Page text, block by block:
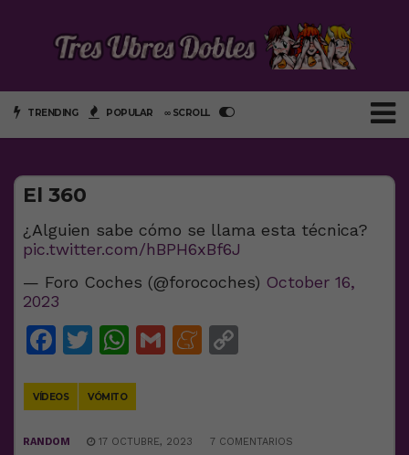
TRENDING POPULAR ∞ SCROLL
El 360
¿Alguien sabe cómo se llama esta técnica?
pic.twitter.com/hBPH6xBf6J
— Foro Coches (@forocoches) October 16,
2023
Facebook
Twitter
WhatsApp
GmailMeneame
VÍDEOS VÓMITO
RANDOM 17 OCTUBRE, 2023 7 COMENTARIOS